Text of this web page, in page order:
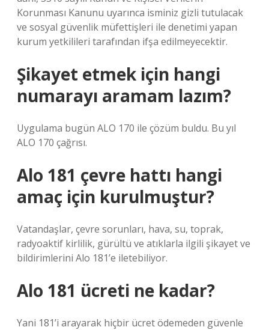
Korunması Kanunu uyarınca isminiz gizli tutulacak
ve sosyal güvenlik müfettişleri ile denetimi yapan
kurum yetkilileri tarafından ifşa edilmeyecektir.
Şikayet etmek için hangi
numarayı aramam lazım?
Uygulama bugün ALO 170 ile çözüm buldu. Bu yıl
ALO 170 çağrısı.
Alo 181 çevre hattı hangi
amaç için kurulmuştur?
Vatandaşlar, çevre sorunları, hava, su, toprak,
radyoaktif kirlilik, gürültü ve atıklarla ilgili şikayet ve
bildirimlerini Alo 181’e iletebiliyor.
Alo 181 ücreti ne kadar?
Yani 181’i arayarak hiçbir ücret ödemeden güvenle